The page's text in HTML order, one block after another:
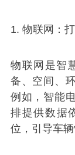
1. 物联网：
物联网是智
备、空间、
例如，智能
排提供数据
位，引导车